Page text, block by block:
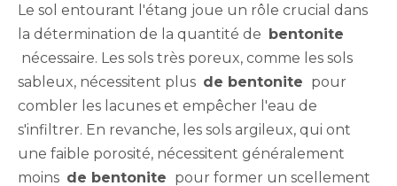
Le sol entourant l'étang joue un rôle crucial dans
la détermination de la quantité de bentonite
nécessaire. Les sols très poreux, comme les sols
sableux, nécessitent plus de bentonite pour
combler les lacunes et empêcher l'eau de
s'infiltrer. En revanche, les sols argileux, qui ont
une faible porosité, nécessitent généralement
moins de bentonite pour former un scellement